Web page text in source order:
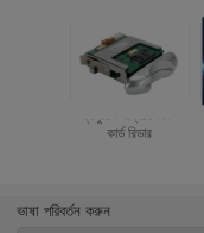
ম্যানুয়াল সন্নিবেশ ডিপ
কার্ড রিডার
ভাষা পরিবর্তন করুন